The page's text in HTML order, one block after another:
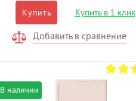
Купить Купить в 1 клик
Добавить в сравнение
В наличии